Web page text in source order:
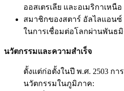
ออสเตรเลีย และอเมริกาเหนือ
สมาชิกของสตาร์ อัลไลแอน
ในการเชื่อมต่อโลกผ่านพันธ
นวัตกรรมและความสำเร็จ
ตั้งแต่ก่อตั้งในปี พ.ศ. 2503 ก
นวัตกรรมในภูมิภาค: